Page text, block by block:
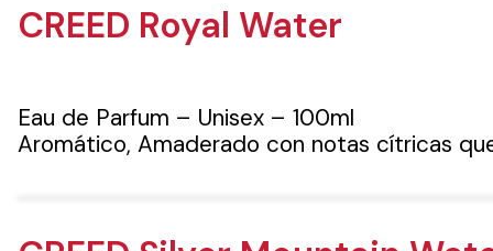
CREED Royal Water
Eau de Parfum – Unisex – 100ml
Aromático, Amaderado con notas cítricas